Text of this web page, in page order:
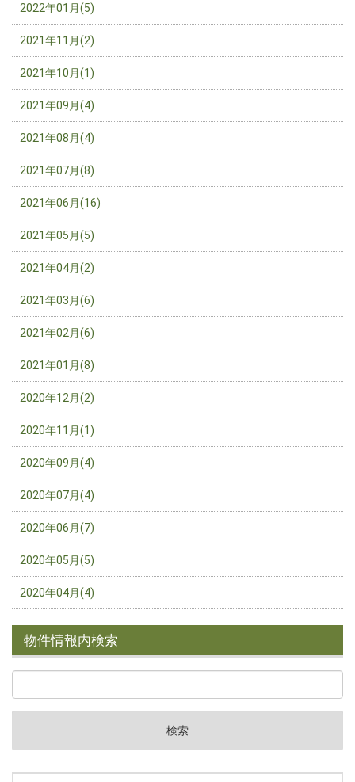
2022年01月(5)
2021年11月(2)
2021年10月(1)
2021年09月(4)
2021年08月(4)
2021年07月(8)
2021年06月(16)
2021年05月(5)
2021年04月(2)
2021年03月(6)
2021年02月(6)
2021年01月(8)
2020年12月(2)
2020年11月(1)
2020年09月(4)
2020年07月(4)
2020年06月(7)
2020年05月(5)
2020年04月(4)
物件情報内検索